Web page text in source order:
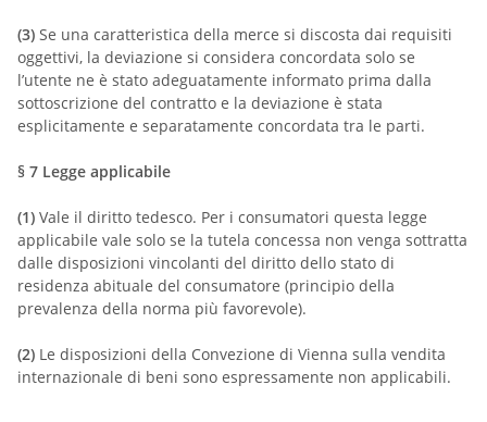
(3) Se una caratteristica della merce si discosta dai requisiti
oggettivi, la deviazione si considera concordata solo se
l’utente ne è stato adeguatamente informato prima dalla
sottoscrizione del contratto e la deviazione è stata
esplicitamente e separatamente concordata tra le parti.
§ 7 Legge applicabile
(1) Vale il diritto tedesco. Per i consumatori questa legge
applicabile vale solo se la tutela concessa non venga sottratta
dalle disposizioni vincolanti del diritto dello stato di
residenza abituale del consumatore (principio della
prevalenza della norma più favorevole).
(2) Le disposizioni della Convezione di Vienna sulla vendita
internazionale di beni sono espressamente non applicabili.